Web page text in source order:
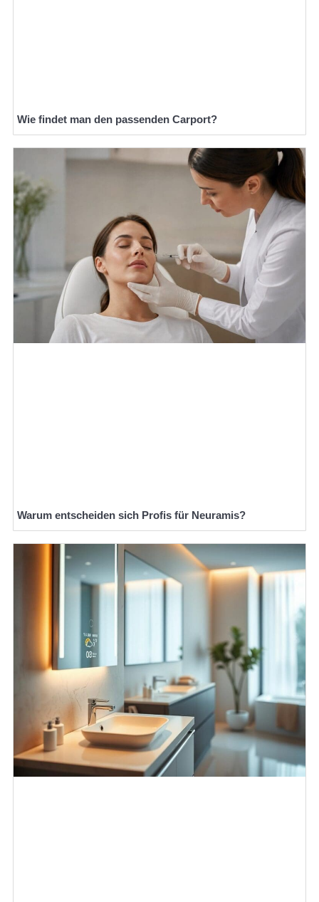
Wie findet man den passenden Carport?
Warum entscheiden sich Profis für Neuramis?